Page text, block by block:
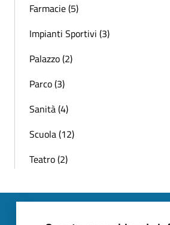
Farmacie (5)
Impianti Sportivi (3)
Palazzo (2)
Parco (3)
Sanità (4)
Scuola (12)
Teatro (2)